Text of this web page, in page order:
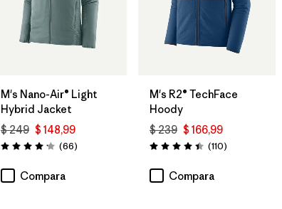
M's Nano-Air® Light
Hybrid Jacket
$ 249 $ 148,99
Valoración: 4.2 / 5
(66Comentarios
)
Compara
M's R2® TechFace
Hoody
$ 239 $ 166,99
Valoración: 4.4 / 5
(110Comentarios
)
Compara